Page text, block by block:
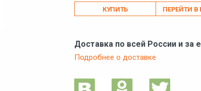
ПЕРЕЙТИ В
Доставка по всей России и за
Подробнее о доставке